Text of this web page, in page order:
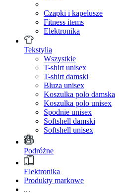
Czapki i kapelusze
Fitness items
Elektronika
Tekstylia
Wszystkie
T-shirt unisex
T-shirt damski
Bluza unisex
Koszulka polo damska
Koszulka polo unisex
Spodnie unisex
Softshell damski
Softshell unisex
Podróżne
Elektronika
Produkty markowe